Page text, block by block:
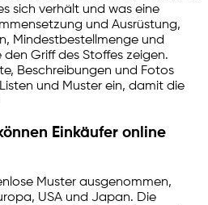
sich verhält und was eine
und Ausrüstung,
Mindestbestellmenge und
Griff des Stoffes zeigen.
Beschreibungen und Fotos
und Muster ein, damit die
Einkäufer online
Muster ausgenommen,
USA und Japan. Die